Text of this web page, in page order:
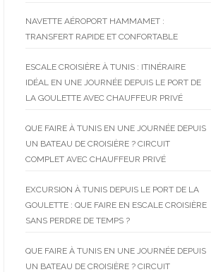
NAVETTE AÉROPORT HAMMAMET :
TRANSFERT RAPIDE ET CONFORTABLE
ESCALE CROISIÈRE À TUNIS : ITINÉRAIRE
IDÉAL EN UNE JOURNÉE DEPUIS LE PORT DE
LA GOULETTE AVEC CHAUFFEUR PRIVÉ
QUE FAIRE À TUNIS EN UNE JOURNÉE DEPUIS
UN BATEAU DE CROISIÈRE ? CIRCUIT
COMPLET AVEC CHAUFFEUR PRIVÉ
EXCURSION À TUNIS DEPUIS LE PORT DE LA
GOULETTE : QUE FAIRE EN ESCALE CROISIÈRE
SANS PERDRE DE TEMPS ?
QUE FAIRE À TUNIS EN UNE JOURNÉE DEPUIS
UN BATEAU DE CROISIÈRE ? CIRCUIT